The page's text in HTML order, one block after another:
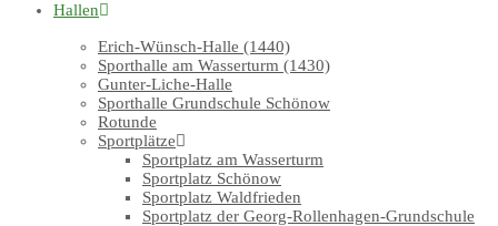
Hallen
Erich-Wünsch-Halle (1440)
Sporthalle am Wasserturm (1430)
Gunter-Liche-Halle
Sporthalle Grundschule Schönow
Rotunde
Sportplätze
Sportplatz am Wasserturm
Sportplatz Schönow
Sportplatz Waldfrieden
Sportplatz der Georg-Rollenhagen-Grundschule